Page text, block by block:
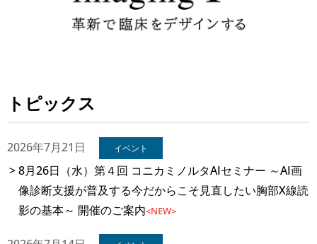
トピックス
2026年7月21日 イベント
8月26日（水）第４回 コニカミノルタAIセミナー ～AI画
像診断支援が普及する今だからこそ見直したい胸部X線読
影の基本～ 開催のご案内<NEW>